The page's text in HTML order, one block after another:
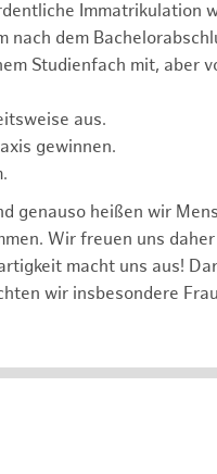
Immatrikulation
dem
Studienfach mit, aber
aus.
gewinnen.
genauso heißen wir
Wir freuen uns
macht uns aus!
wir insbesondere